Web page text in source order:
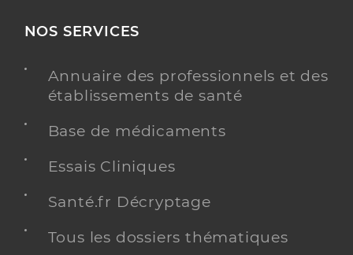
NOS SERVICES
Annuaire des professionnels et des
établissements de santé
Base de médicaments
Essais Cliniques
Santé.fr Décryptage
Tous les dossiers thématiques